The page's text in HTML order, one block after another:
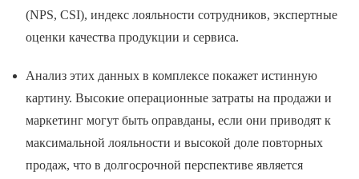
(NPS, CSI), индекс лояльности сотрудников, экспертные
оценки качества продукции и сервиса.
Анализ этих данных в комплексе покажет истинную
картину. Высокие операционные затраты на продажи и
маркетинг могут быть оправданы, если они приводят к
максимальной лояльности и высокой доле повторных
продаж, что в долгосрочной перспективе является